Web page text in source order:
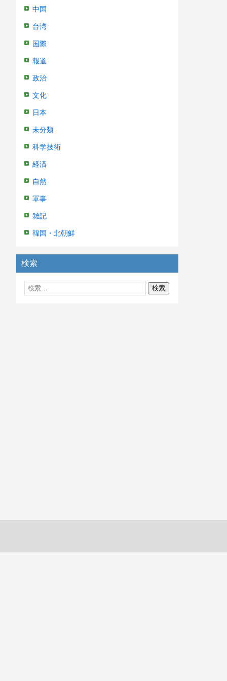
中国
台湾
国際
報道
政治
文化
日本
未分類
科学技術
経済
自然
軍事
雑記
韓国・北朝鮮
検索